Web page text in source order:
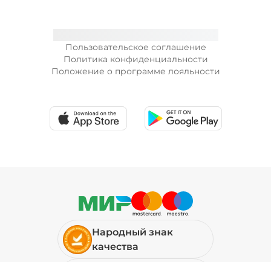
Пользовательское соглашение
Политика конфиденциальности
Положение о программе лояльности
Народный знак
качества